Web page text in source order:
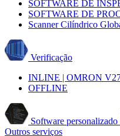
SOFTWARE DE
SOFTWARE DE
Scanner Cilíndrico
Verificação
INLINE | OMRON
OFFLINE
Software personalizado
Outros serviços